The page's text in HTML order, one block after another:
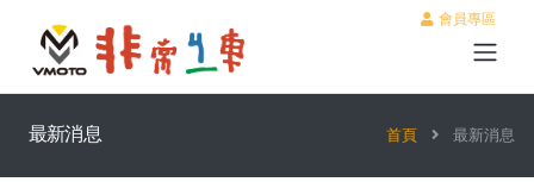
會員專區
最新消息 首頁 最新消息